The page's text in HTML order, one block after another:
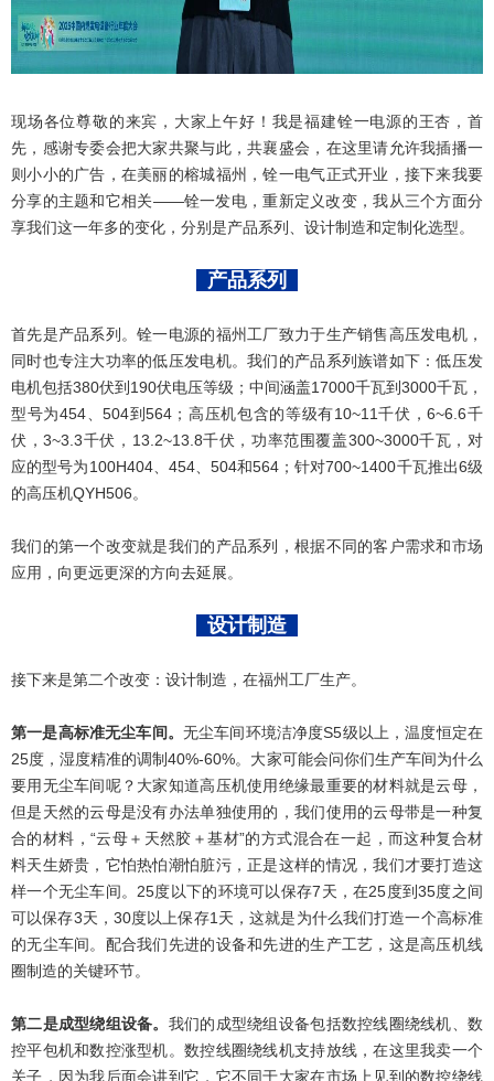
现场各位尊敬的来宾，大家上午好！我是福建铨一电源的王杏，首
先，感谢专委会把大家共聚与此，共襄盛会，在这里请允许我插播一
则小小的广告，在美丽的榕城福州，铨一电气正式开业，接下来我要
分享的主题和它相关——铨一发电，重新定义改变，我从三个方面分
享我们这一年多的变化，分别是产品系列、设计制造和定制化选型。
产品系列
首先是产品系列。铨一电源的福州工厂致力于生产销售高压发电机，
同时也专注大功率的低压发电机。我们的产品系列族谱如下：低压发
电机包括380伏到190伏电压等级；中间涵盖17000千瓦到3000千瓦，
型号为454、504到564；高压机包含的等级有10~11千伏，6~6.6千
伏，3~3.3千伏，13.2~13.8千伏，功率范围覆盖300~3000千瓦，对
应的型号为100H404、454、504和564；针对700~1400千瓦推出6级
的高压机QYH506。
我们的第一个改变就是我们的产品系列，根据不同的客户需求和市场
应用，向更远更深的方向去延展。
设计制造
接下来是第二个改变：设计制造，在福州工厂生产。
第一是高标准无尘车间。 无尘车间环境洁净度S5级以上，温度恒定在
25度，湿度精准的调制40%-60%。大家可能会问你们生产车间为什么
要用无尘车间呢？大家知道高压机使用绝缘最重要的材料就是云母，
但是天然的云母是没有办法单独使用的，我们使用的云母带是一种复
合的材料，“云母＋天然胶＋基材”的方式混合在一起，而这种复合材
料天生娇贵，它怕热怕潮怕脏污，正是这样的情况，我们才要打造这
样一个无尘车间。25度以下的环境可以保存7天，在25度到35度之间
可以保存3天，30度以上保存1天，这就是为什么我们打造一个高标准
的无尘车间。配合我们先进的设备和先进的生产工艺，这是高压机线
圈制造的关键环节。
第二是成型绕组设备。 我们的成型绕组设备包括数控线圈绕线机、数
控平包机和数控涨型机。数控线圈绕线机支持放线，在这里我卖一个
关子，因为我后面会讲到它，它不同于大家在市场上见到的数控绕线